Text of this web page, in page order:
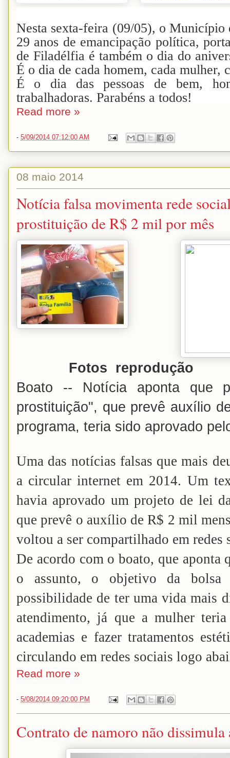
Nesta sexta-feira (09/05), o Município
29 anos de emancipação política,
de Filadélfia é também o dia do
É o dia de cada homem, cada mulher,
É o dia das pessoas de bem,
trabalhadoras. Parabéns a todos!
Read more »
- 5/09/2014 07:12:00 AM
08 maio 2014
Notícia falsa movimenta rede
prostituição de R$ 2 mil por mês
Fotos reprodução
Boato -- Notícia aponta que
prostituição", que prevê auxílio
programa, teria sido aprovado
Uma das notícias falsas que mais
a circular internet em 2014. Um
havia aprovado um projeto de lei
que prevê o auxílio de R$ 2 mil
voltou a ser compartilhado em redes
De acordo com o boato, que aponta
o assunto, o objetivo da bolsa
possibilidade de ter uma vida mais
atendimento, já que a mulher
academias e fazer tratamentos
circulando em redes sociais logo
Read more »
- 5/08/2014 09:20:00 PM
Contrato de namoro não dissimula